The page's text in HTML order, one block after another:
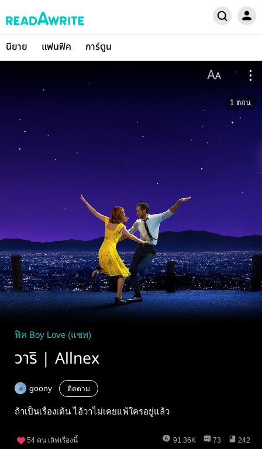
นิยาย แฟนฟิค การ์ตูน
1 ตอน
ฟิค Boy Love (แชท)
วาริ | Allnex
goony ติดตาม
ถ้าเป็นเรื่องเต้น ไอ้วาไม่เคยแพ้ใครอยู่แล้ว
54 คน เลิฟเรื่องนี้ 91.36K 73 242